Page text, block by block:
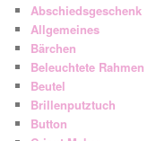
Abschiedsgeschenk
Allgemeines
Bärchen
Beleuchtete Rahmen
Beutel
Brillenputztuch
Button